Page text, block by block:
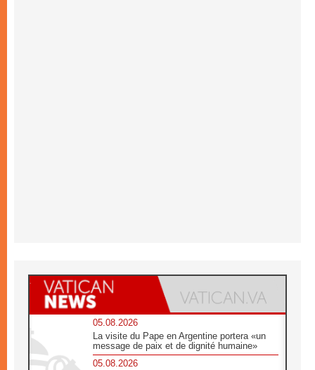
05.08.2026
La visite du Pape en Argentine portera «un
message de paix et de dignité humaine»
05.08.2026